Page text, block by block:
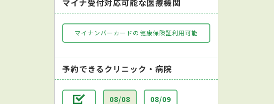
マイナ受付対応可能な医療機関
マイナンバーカードの健康保険証利用可能
予約できるクリニック・病院
08/08 08/09